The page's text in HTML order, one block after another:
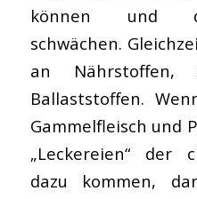
können und
schwächen.
an Nährstoffen,
Ballaststoffen.
Gammelfleisch und
„Leckereien“ der
dazu kommen,